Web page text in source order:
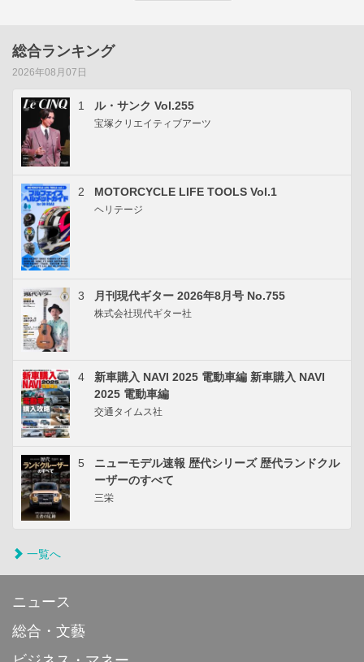
総合ランキング
2026年08月07日
1 ル・サンク Vol.255
宝塚クリエイティブアーツ
2 MOTORCYCLE LIFE TOOLS Vol.1
ヘリテージ
3 月刊現代ギター 2026年8月号 No.755
株式会社現代ギター社
4
新車購入 NAVI 2025 電動車編 新車購入 NAVI
2025 電動車編
交通タイムス社
5
ニューモデル速報 歴代シリーズ 歴代ランドクル
ーザーのすべて
三栄
一覧へ
ニュース
総合・文藝